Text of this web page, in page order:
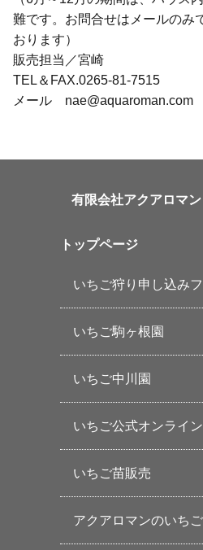
難です。お問合せはメールのみ
おります）
販売担当／宮崎
TEL＆FAX.0265-81-7515
メール nae@aquaroman.com
有限会社アクアロマン
トップページ
いちご狩り申し込み
いちご駒ヶ根園
いちご中川園
いちご公式オンライ
いちご苗販売
アクアロマンのいちご